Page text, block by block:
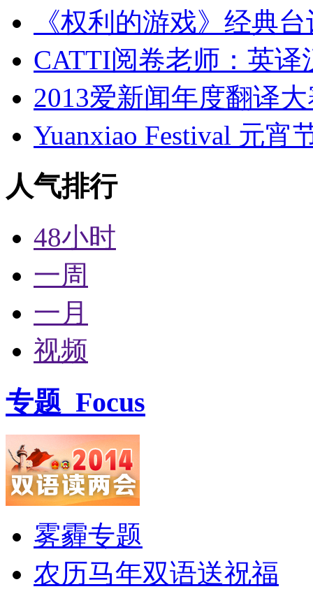
《权利的游戏》经典
CATTI阅卷老师：英译
2013爱新闻年度翻译
Yuanxiao Festival 元宵
人气排行
48小时
一周
一月
视频
专题 Focus
雾霾专题
农历马年双语送祝福